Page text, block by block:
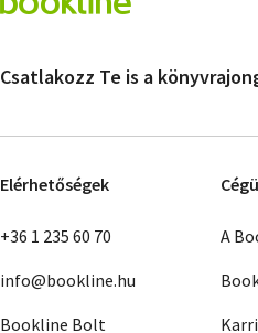
Csatlakozz Te is a
Elérhetőségek
+36 1 235 60 70
info@bookline.hu
Bookline Bolt
A